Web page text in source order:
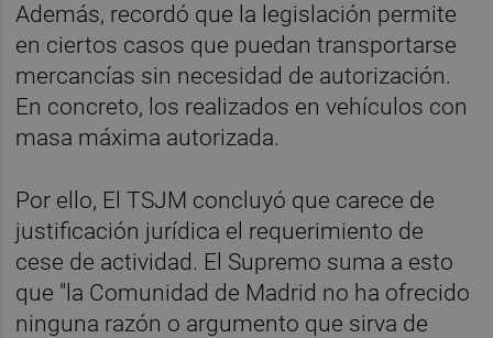
Además, recordó que la legislación permite
en ciertos casos que puedan transportarse
mercancías sin necesidad de autorización.
En concreto, los realizados en vehículos con
masa máxima autorizada.
Por ello, El TSJM concluyó que carece de
justificación jurídica el requerimiento de
cese de actividad. El Supremo suma a esto
que "la Comunidad de Madrid no ha ofrecido
ninguna razón o argumento que sirva de